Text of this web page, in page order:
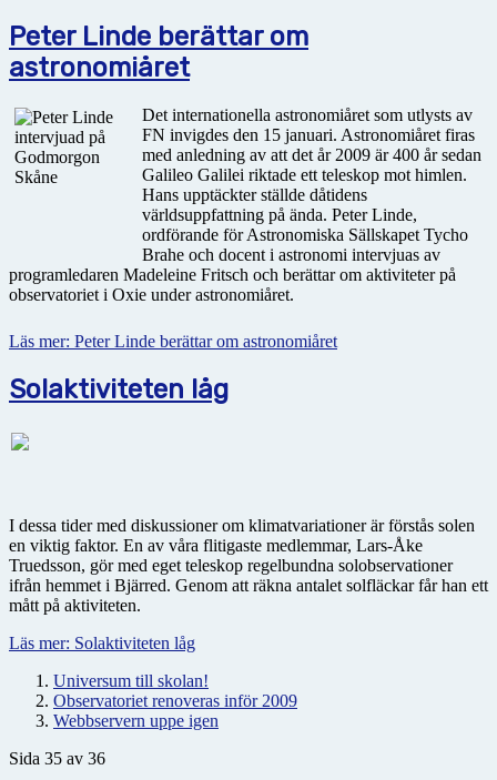
Peter Linde berättar om
astronomiåret
Det internationella astronomiåret som utlysts av
FN invigdes den 15 januari. Astronomiåret firas
med anledning av att det år 2009 är 400 år sedan
Galileo Galilei riktade ett teleskop mot himlen.
Hans upptäckter ställde dåtidens
världsuppfattning på ända. Peter Linde,
ordförande för Astronomiska Sällskapet Tycho
Brahe och docent i astronomi intervjuas av
programledaren Madeleine Fritsch och berättar om aktiviteter på
observatoriet i Oxie under astronomiåret.
Läs mer: Peter Linde berättar om astronomiåret
Solaktiviteten låg
I dessa tider med diskussioner om klimatvariationer är förstås solen
en viktig faktor. En av våra flitigaste medlemmar, Lars-Åke
Truedsson, gör med eget teleskop regelbundna solobservationer
ifrån hemmet i Bjärred. Genom att räkna antalet solfläckar får han ett
mått på aktiviteten.
Läs mer: Solaktiviteten låg
Universum till skolan!
Observatoriet renoveras inför 2009
Webbservern uppe igen
Sida 35 av 36